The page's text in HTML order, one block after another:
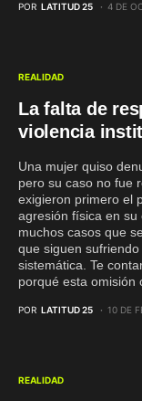
POR LATITUD 25 4 DE
REALIDAD
La falta de
violencia
Una mujer quiso
pero su caso no fue
exigieron primero el
agresión física en su
muchos casos que
que siguen
sistemática. Te
porqué esta omisión
POR LATITUD 25 10 DE
REALIDAD